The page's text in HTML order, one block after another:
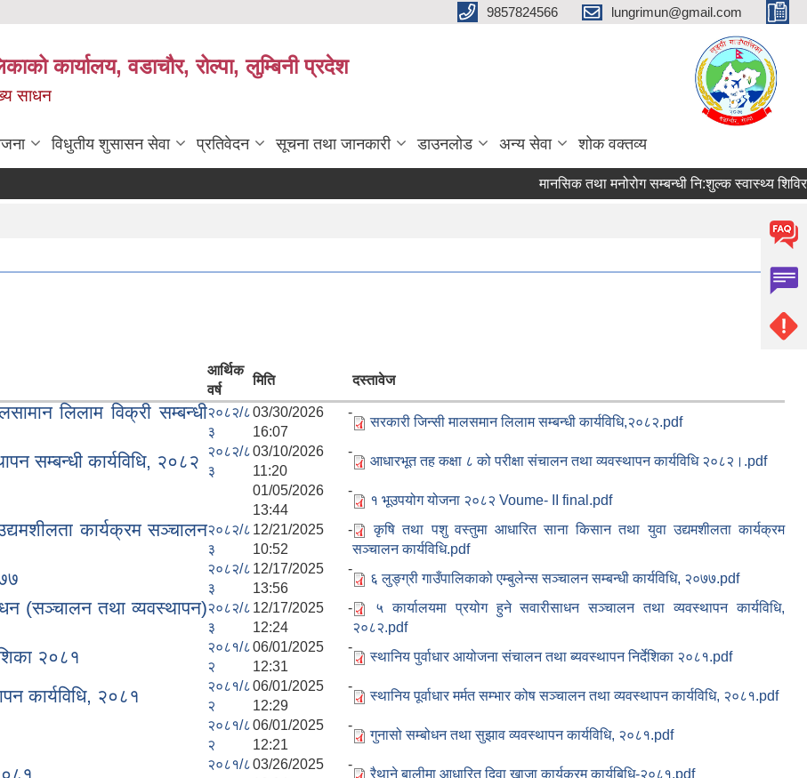
9857824566 lungrimun@gmail.com
कार्यालय, वडाचौर, रोल्पा, लुम्बिनी प्रदेश
साधन
विधुतीय शुसासन सेवा प्रतिवेदन सूचना तथा जानकारी डाउनलोड अन्य सेवा शोक वक्तव्य
मानसिक तथा मनोरोग सम्बन्धी नि:शुल्क स्वास्थ्य शिविर
आर्थिक
वर्ष
मिति दस्तावेज
लिलाम विक्री सम्बन्धी२०८२/८
३
03/30/2026 -
16:07
सरकारी जिन्सी मालसमान लिलाम सम्बन्धी कार्यविधि,२०८२.pdf
सम्बन्धी कार्यविधि, २०८२
२०८२/८
३
03/10/2026 -
11:20
आधारभूत तह कक्षा ८ को परीक्षा संचालन तथा व्यवस्थापन कार्यविधि २०८२।.pdf
01/05/2026 -
13:44
१ भूउपयोग योजना २०८२ Voume- II final.pdf
कार्यक्रम सञ्चालन२०८२/८
३
12/21/2025 -
10:52
कृषि तथा पशु वस्तुमा आधारित साना किसान तथा युवा उद्यमशीलता कार्यक्रम
सञ्चालन कार्यविधि.pdf
२०८२/८
३
12/17/2025 -
13:56
६ लुङ्ग्री गाउँपालिकाको एम्बुलेन्स सञ्चालन सम्बन्धी कार्यविधि, २०७७.pdf
(सञ्चालन तथा व्यवस्थापन)२०८२/८
३
12/17/2025 -
12:24
५ कार्यालयमा प्रयोग हुने सवारीसाधन सञ्चालन तथा व्यवस्थापन कार्यविधि,
२०८२.pdf
२०८१
२०८१/८
२
06/01/2025 -
12:31
स्थानिय पुर्वाधार आयोजना संचालन तथा ब्यवस्थापन निर्देशिका २०८१.pdf
कार्यविधि, २०८१
२०८१/८
२
06/01/2025 -
12:29
स्थानिय पूर्वाधार मर्मत सम्भार कोष सञ्चालन तथा व्यवस्थापन कार्यविधि, २०८१.pdf
२०८१/८
२
06/01/2025 -
12:21
गुनासो सम्बोधन तथा सुझाव व्यवस्थापन कार्यविधि, २०८१.pdf
२०८१/८03/26/2025 -
रैथाने बालीमा आधारित दिवा खाजा कार्यक्रम कार्यबिधि-२०८१.pdf